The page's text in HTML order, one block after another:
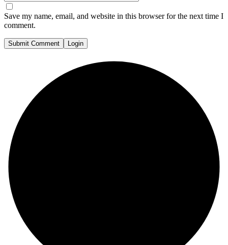
Save my name, email, and website in this browser for the next time I
comment.
Submit Comment Login